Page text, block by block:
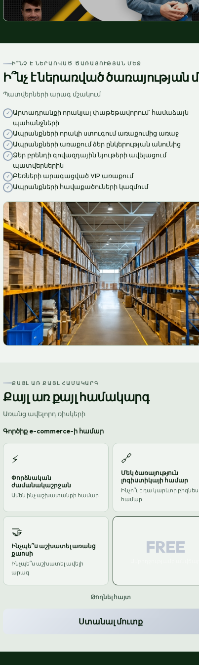
Ի՞ՆՉ Է ՆԵՐԱՌՎԱԾ ԾԱՌԱՅՈՒԹՅԱՆ ՄԵՋ
Ի՞նչ է ներառված ծառայության
Պատվերների արագ մշակում
Արտադրանքի որակյալ փաթեթավորում՝ համաձայն
պահանջների
Ապրանքների որակի ստուգում առաքումից առաջ
Ապրանքների առաքում ձեր ընկերության անունից
Ձեր բրենդի գովազդային նյութերի ավելացում
պատվերներին
Բեռների արագացված VIP առաքում
Ապրանքների հավաքածուների կազմում
ՔԱՅԼ ԱՌ ՔԱՅԼ ՀԱՄԱԿԱՐԳ
Քայլ առ քայլ համակարգ
Առանց ավելորդ ռիսկերի
Գործիք e-commerce-ի համար
⚡
Փորձնական
ժամանակաշրջան
Ամեն ինչ աշխատանքի համար
🔗
Մեկ ծառայություն
լոգիստիկայի համար
Ինչո՞ւ է դա կարևոր
համար
🤝
Ինչպե՞ս աշխատել առանց
քաոսի
Ինչպե՞ս աշխատել ավելի
արագ
FREE
Թողնել հայտ
Ստանալ մուտք